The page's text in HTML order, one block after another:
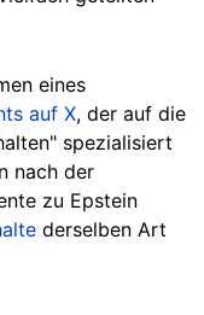
eines
auf X, der auf die
spezialisiert
nach der
zu Epstein
derselben Art